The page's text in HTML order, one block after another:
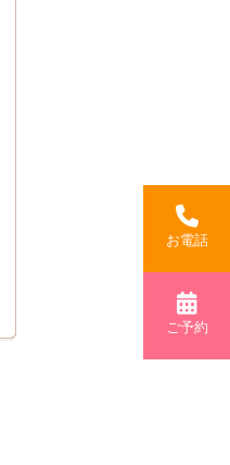
お電話
ご予約